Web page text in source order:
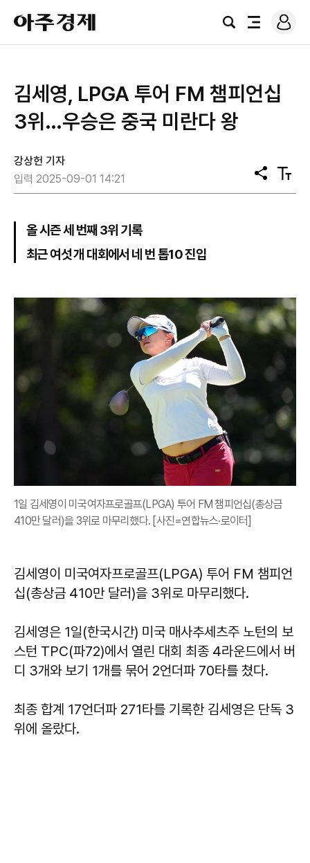
아
주
경
검
전
로
그
김세영, LPGA 투어 FM 챔피언십
3위…우승은 중국 미란다 왕
강상헌 기자
입력 2025-09-01 14:21
공
유
텍
스
올 시즌 세 번째 3위 기록
최근 여섯 개 대회에서 네 번 톱10 진입
1일 김세영이 미국여자프로골프(LPGA) 투어 FM 챔피언십(총상금
410만 달러)을 3위로 마무리했다. [사진=연합뉴스·로이터]
김세영이 미국여자프로골프(LPGA) 투어 FM 챔피언
십(총상금 410만 달러)을 3위로 마무리했다.
김세영은 1일(한국시간) 미국 매사추세츠주 노턴의 보
스턴 TPC(파72)에서 열린 대회 최종 4라운드에서 버
디 3개와 보기 1개를 묶어 2언더파 70타를 쳤다.
최종 합계 17언더파 271타를 기록한 김세영은 단독 3
위에 올랐다.